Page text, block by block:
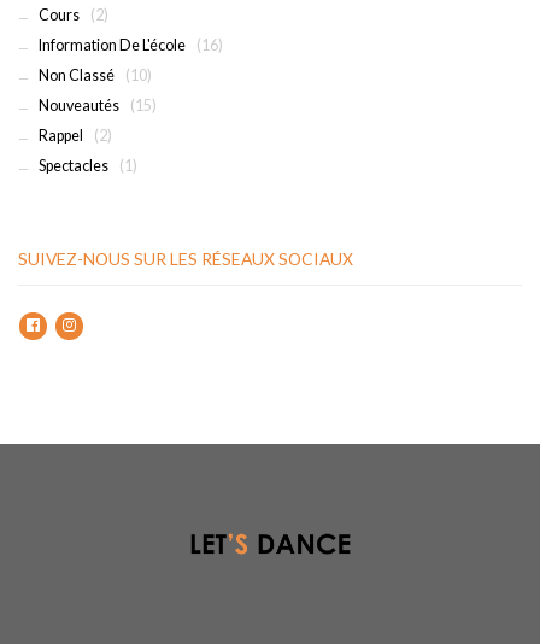
Cours
(2)
Information De L'école
(16)
Non Classé
(10)
Nouveautés
(15)
Rappel
(2)
Spectacles
(1)
SUIVEZ-NOUS SUR LES RÉSEAUX SOCIAUX